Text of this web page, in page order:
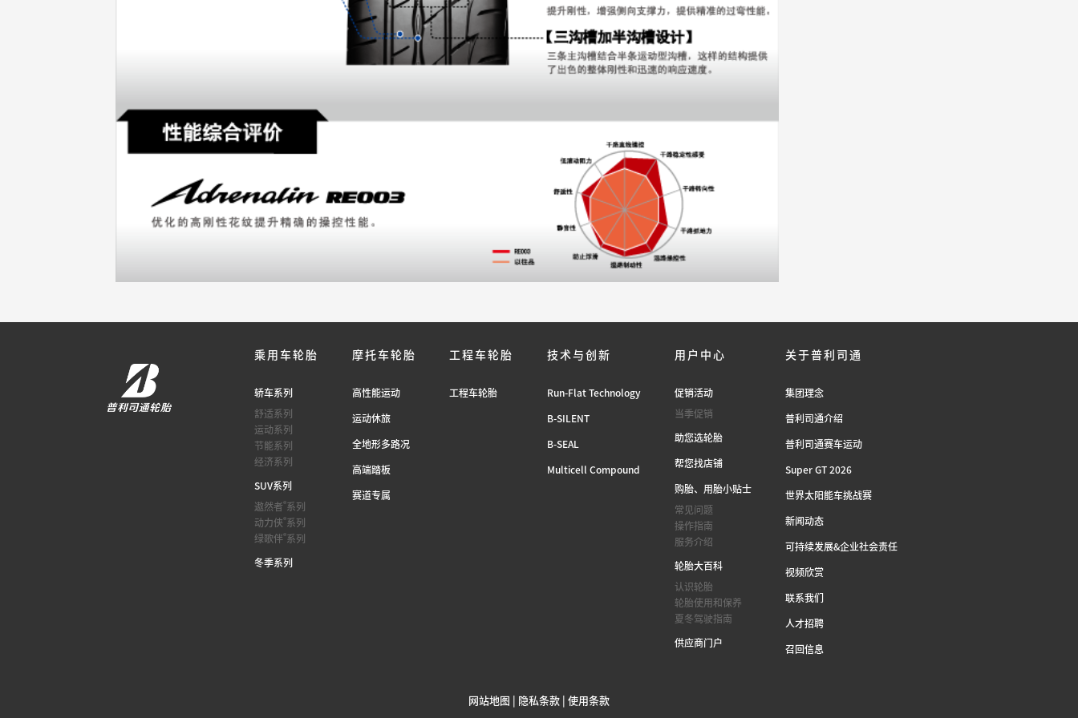
乘用车轮胎
轿车系列
舒适系列
运动系列
节能系列
经济系列
SUV系列
遨然者®系列
动力侠®系列
绿歌伴®系列
冬季系列
摩托车轮胎
高性能运动
运动休旅
全地形多路况
高端踏板
赛道专属
工程车轮胎
工程车轮胎
技术与创新
Run-Flat Technology
B-SILENT
B-SEAL
Multicell Compound
用户中心
促销活动
当季促销
助您选轮胎
帮您找店铺
购胎、用胎小贴士
常见问题
操作指南
服务介绍
轮胎大百科
认识轮胎
轮胎使用和保养
夏冬驾驶指南
供应商门户
关于普利司通
集团理念
普利司通介绍
普利司通赛车运动
Super GT 2026
世界太阳能车挑战赛
新闻动态
可持续发展&企业社会责任
视频欣赏
联系我们
人才招聘
召回信息
网站地图 | 隐私条款 | 使用条款